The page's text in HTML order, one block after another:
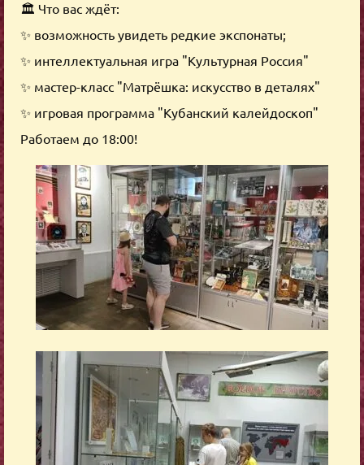
🏛 Что вас ждёт:
✨ возможность увидеть редкие экспонаты;
✨ интеллектуальная игра "Культурная Россия"
✨ мастер-класс "Матрёшка: искусство в деталях"
✨ игровая программа "Кубанский калейдоскоп"
Работаем до 18:00!